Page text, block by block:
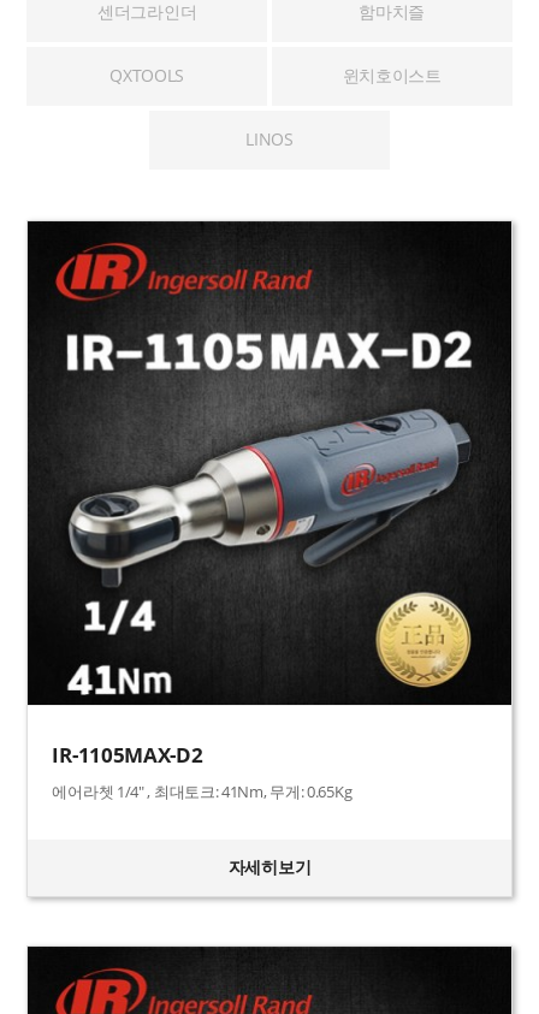
센더그라인더 함마치즐
QXTOOLS 윈치호이스트
LINOS
IR-1105MAX-D2
에어라쳇 1/4" , 최대토크: 41Nm, 무게: 0.65Kg
자세히보기